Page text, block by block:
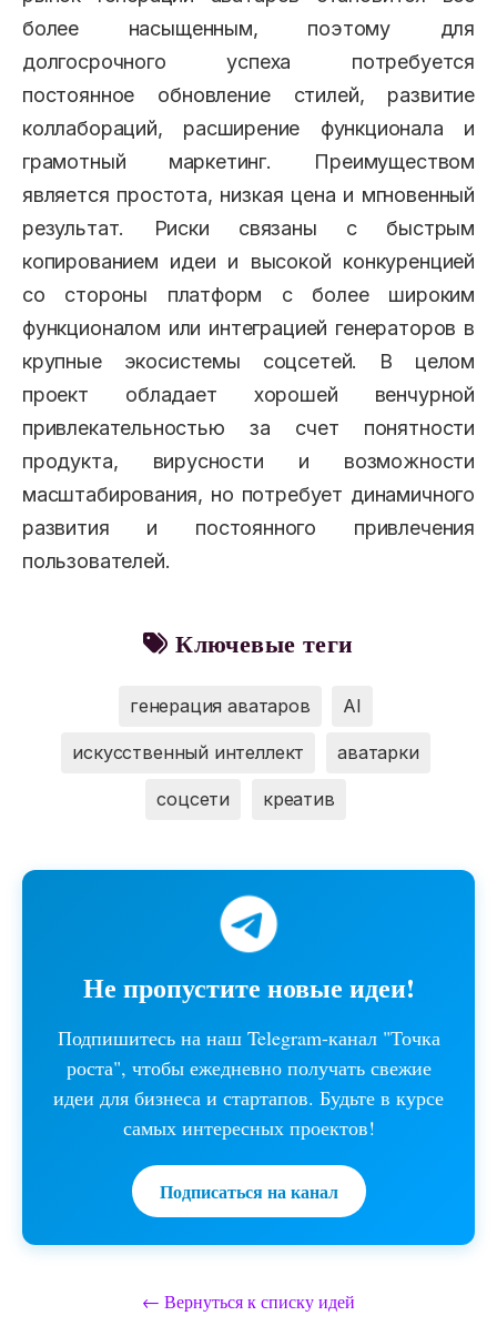
более насыщенным, поэтому для
долгосрочного успеха потребуется
постоянное обновление стилей, развитие
коллабораций, расширение функционала и
грамотный маркетинг. Преимуществом
является простота, низкая цена и мгновенный
результат. Риски связаны с быстрым
копированием идеи и высокой конкуренцией
со стороны платформ с более широким
функционалом или интеграцией генераторов в
крупные экосистемы соцсетей. В целом
проект обладает хорошей венчурной
привлекательностью за счет понятности
продукта, вирусности и возможности
масштабирования, но потребует динамичного
развития и постоянного привлечения
пользователей.
Ключевые теги
генерация аватаров AI
искусственный интеллект аватарки
соцсети креатив
Не пропустите новые идеи!
Подпишитесь на наш Telegram-канал "Точка
роста", чтобы ежедневно получать свежие
идеи для бизнеса и стартапов. Будьте в курсе
самых интересных проектов!
Подписаться на канал
← Вернуться к списку идей